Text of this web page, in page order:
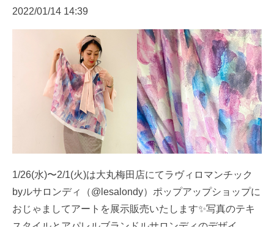
2022/01/14 14:39
1/26(水)〜2/1(火)は大丸梅田店にてラヴィロマンチック
byルサロンディ（@lesalondy）ポップアップショップに
おじゃましてアートを展示販売いたします✨写真のテキ
スタイルとアパレルブランドルサロンディのデザイ...